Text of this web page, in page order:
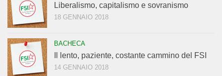
Liberalismo, capitalismo e sovranismo
18 GENNAIO 2018
BACHECA
Il lento, paziente, costante cammino del FSI
14 GENNAIO 2018